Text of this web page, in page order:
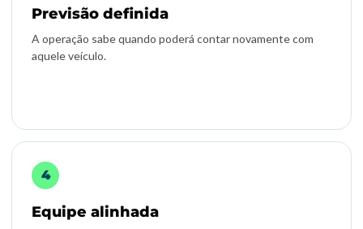
Previsão definida
A operação sabe quando poderá contar novamente com
aquele veículo.
Equipe alinhada